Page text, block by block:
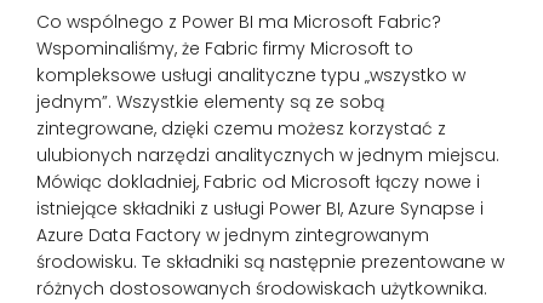
Co wspólnego z Power BI ma Microsoft Fabric?
Wspominaliśmy, że Fabric firmy Microsoft to
kompleksowe usługi analityczne typu „wszystko w
jednym”. Wszystkie elementy są ze sobą
zintegrowane, dzięki czemu możesz korzystać z
ulubionych narzędzi analitycznych w jednym miejscu.
Mówiąc dokladniej, Fabric od Microsoft łączy nowe i
istniejące składniki z usługi Power BI, Azure Synapse i
Azure Data Factory w jednym zintegrowanym
środowisku. Te składniki są następnie prezentowane w
różnych dostosowanych środowiskach użytkownika.